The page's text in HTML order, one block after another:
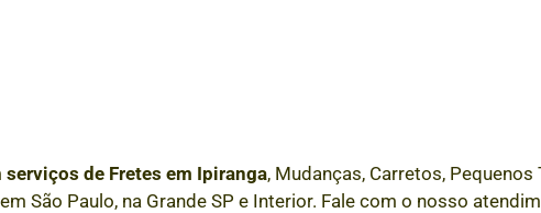
serviços de Fretes em Ipiranga, Mudanças, Carretos, Pequenos
São Paulo, na Grande SP e Interior. Fale com o nosso